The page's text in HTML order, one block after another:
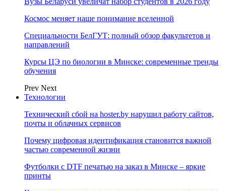
Космос меняет наше понимание вселенной
Специальности БелГУТ: полный обзор факультетов и
направлений
Курсы ЦЭ по биологии в Минске: современные тренды
обучения
Prev Next
Технологии
Технический сбой на hoster.by нарушил работу сайтов,
почты и облачных сервисов
Почему цифровая идентификация становится важной
частью современной жизни
Футболки с DTF печатью на заказ в Минске – яркие
принты